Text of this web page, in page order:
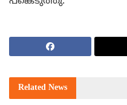
Related News